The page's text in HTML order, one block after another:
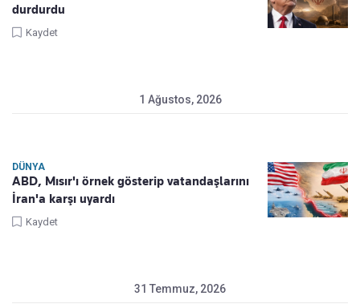
durdurdu
Kaydet
1 Ağustos, 2026
DÜNYA
ABD, Mısır'ı örnek gösterip vatandaşlarını
İran'a karşı uyardı
Kaydet
31 Temmuz, 2026